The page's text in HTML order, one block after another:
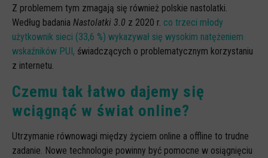
Z problemem tym zmagają się również polskie nastolatki.
Według badania Nastolatki 3.0 z 2020 r. co trzeci młody
użytkownik sieci (33,6 %) wykazywał się wysokim natężeniem
wskaźników PUI, świadczących o problematycznym korzystaniu
z internetu.
Czemu tak łatwo dajemy się
wciągnąć w świat online?
Utrzymanie równowagi między życiem online a offline to trudne
zadanie. Nowe technologie powinny być pomocne w osiągnięciu